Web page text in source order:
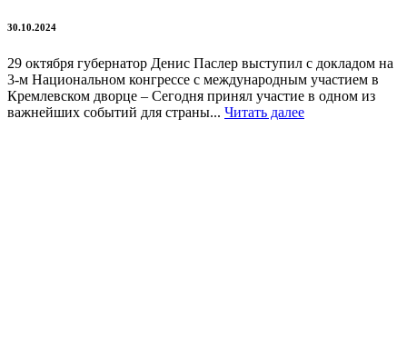
30.10.2024
29 октября губернатор Денис Паслер выступил с докладом на
3-м Национальном конгрессе с международным участием в
Кремлевском дворце – Сегодня принял участие в одном из
важнейших событий для страны... Читать далее